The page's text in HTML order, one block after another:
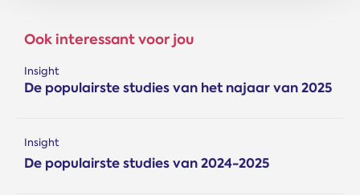
Ook interessant voor jou
Insight
De populairste studies van het najaar van 2025
Insight
De populairste studies van 2024-2025